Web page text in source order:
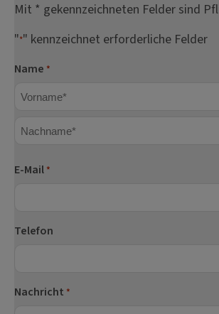
Mit * gekennzeichneten Felder sind
"*" kennzeichnet erforderliche Felder
Name *
E-Mail *
Telefon
Nachricht *